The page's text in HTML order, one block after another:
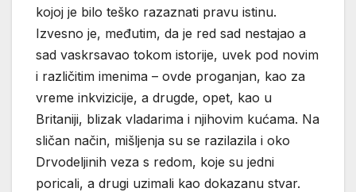
kojoj je bilo teško razaznati pravu istinu.
Izvesno je, međutim, da je red sad nestajao a
sad vaskrsavao tokom istorije, uvek pod novim
i različitim imenima – ovde proganjan, kao za
vreme inkvizicije, a drugde, opet, kao u
Britaniji, blizak vladarima i njihovim kućama. Na
sličan način, mišljenja su se razilazila i oko
Drvodeljinih veza s redom, koje su jedni
poricali, a drugi uzimali kao dokazanu stvar.